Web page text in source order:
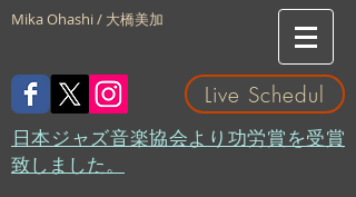
Mika Ohashi / 大橋美加
Live Schedul
​日本ジャズ音楽協会より功労賞を受賞
致しました。